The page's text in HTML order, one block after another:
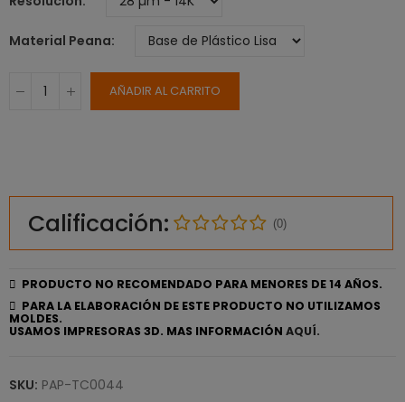
Material Peana
AÑADIR AL CARRITO
Calificación: (0)
PRODUCTO NO RECOMENDADO PARA MENORES DE 14 AÑOS.
PARA LA ELABORACIÓN DE ESTE PRODUCTO NO UTILIZAMOS
MOLDES.
USAMOS IMPRESORAS 3D. MAS INFORMACIÓN AQUÍ.
SKU: PAP-TC0044